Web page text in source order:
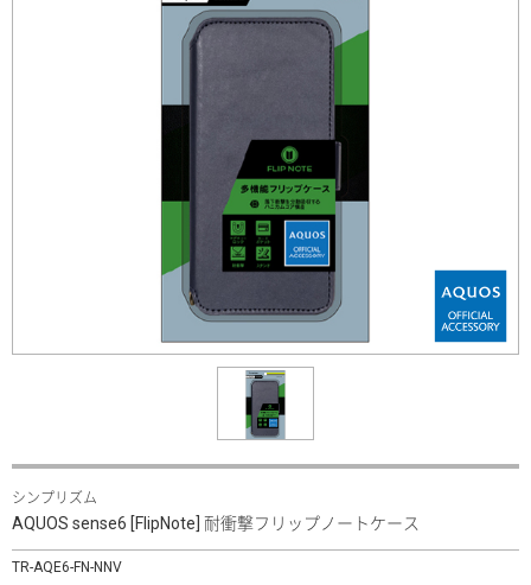
シンプリズム
AQUOS sense6 [FlipNote] 耐衝撃フリップノートケース
TR-AQE6-FN-NNV